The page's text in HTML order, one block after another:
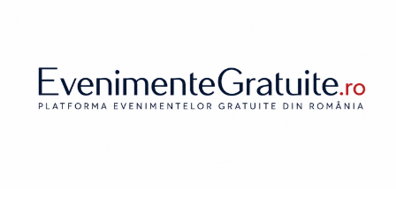
Plangerea ca ar exista o animozitate
personala e pe cat de des intalnita,